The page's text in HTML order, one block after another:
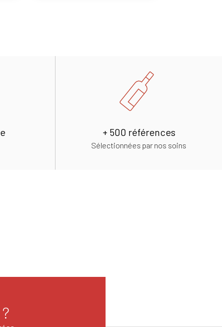
+ 500 références
Sélectionnées par nos soins